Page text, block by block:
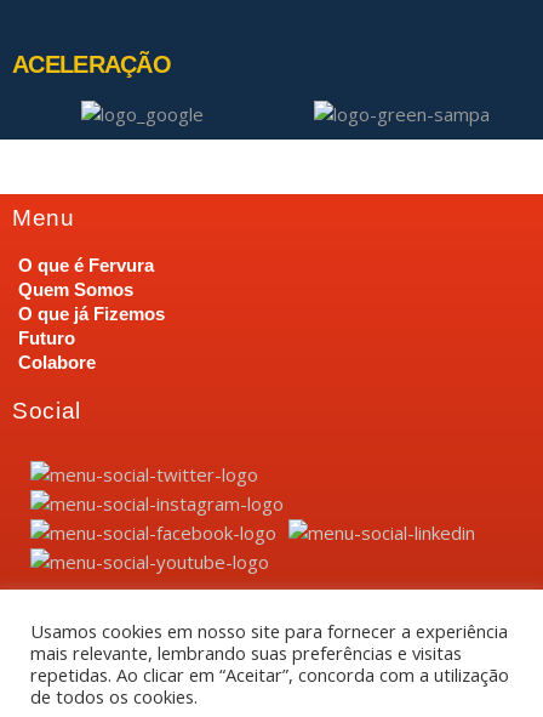
ACELERAÇÃO
Menu
O que é Fervura
Quem Somos
O que já Fizemos
Futuro
Colabore
Social
Fervura 2022 ©. Todos os direitos reservados.
Usamos cookies em nosso site para fornecer a experiência
mais relevante, lembrando suas preferências e visitas
repetidas. Ao clicar em “Aceitar”, concorda com a utilização
de todos os cookies.